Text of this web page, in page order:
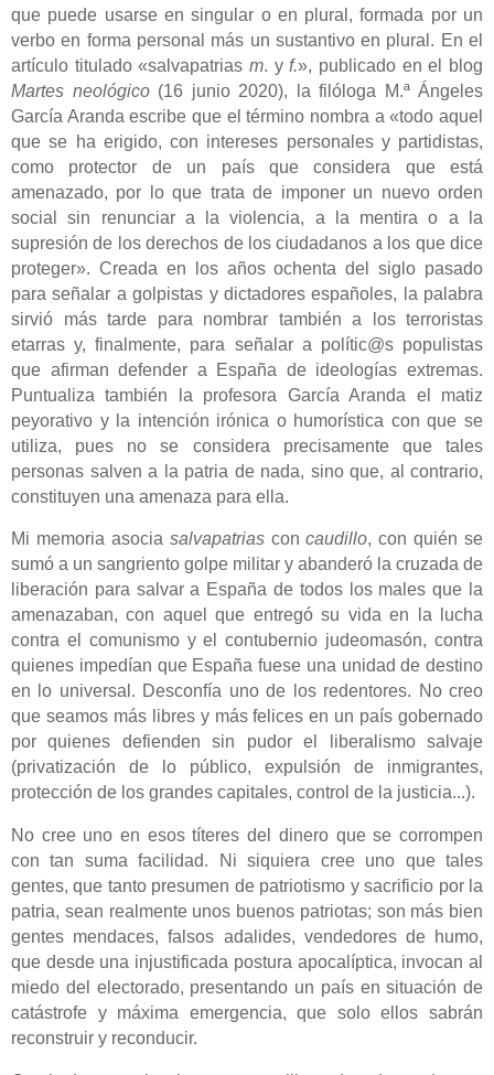
que puede usarse en singular o en plural, formada por un
verbo en forma personal más un sustantivo en plural. En el
artículo titulado «salvapatrias m. yf.», publicado en el blog
Martes neológico (16 junio 2020), la filóloga M.ª Ángeles
García Aranda escribe que el término nombra a «todo aquel
que se ha erigido, con intereses personales y partidistas,
como protector de un país que considera que está
amenazado, por lo que trata de imponer un nuevo orden
social sin renunciar a la violencia, a la mentira o a la
supresión de los derechos de los ciudadanos a los que dice
proteger». Creada en los años ochenta del siglo pasado
para señalar a golpistas y dictadores españoles, la palabra
sirvió más tarde para nombrar también a los terroristas
etarras y, finalmente, para señalar a polític@s populistas
que afirman defender a España de ideologías extremas.
Puntualiza también la profesora García Aranda el matiz
peyorativo y la intención irónica o humorística con que se
utiliza, pues no se considera precisamente que tales
personas salven a la patria de nada, sino que, al contrario,
constituyen una amenaza para ella.
Mi memoria asocia salvapatriasconcaudillo, con quién se
sumó a un sangriento golpe militar y abanderó la cruzada de
liberación para salvar a España de todos los males que la
amenazaban, con aquel que entregó su vida en la lucha
contra el comunismo y el contubernio judeomasón, contra
quienes impedían que España fuese una unidad de destino
en lo universal. Desconfía uno de los redentores. No creo
que seamos más libres y más felices en un país gobernado
por quienes defienden sin pudor el liberalismo salvaje
(privatización de lo público, expulsión de inmigrantes,
protección de los grandes capitales, control de la justicia...).
No cree uno en esos títeres del dinero que se corrompen
con tan suma facilidad. Ni siquiera cree uno que tales
gentes, que tanto presumen de patriotismo y sacrificio por la
patria, sean realmente unos buenos patriotas; son más bien
gentes mendaces,falsos adalides, vendedores de humo,
que desde una injustificada postura apocalíptica, invocan al
miedo del electorado, presentando un país en situación de
catástrofe y máxima emergencia, que solo ellos sabrán
reconstruir y reconducir.